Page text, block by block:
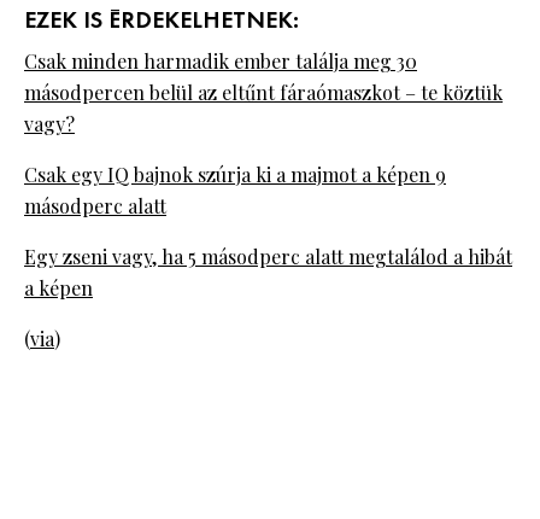
EZEK IS ÉRDEKELHETNEK:
Csak minden harmadik ember találja meg 30
másodpercen belül az eltűnt fáraómaszkot – te köztük
vagy?
Csak egy IQ bajnok szúrja ki a majmot a képen 9
másodperc alatt
Egy zseni vagy, ha 5 másodperc alatt megtalálod a hibát
a képen
(via)